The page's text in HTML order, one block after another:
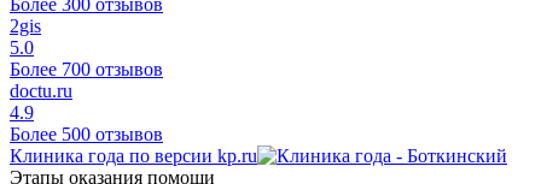
2gis
5.0
Более 700 отзывов
doctu.ru
4.9
Более 500 отзывов
Клиника года по версии kp.ru
Этапы оказания помощи